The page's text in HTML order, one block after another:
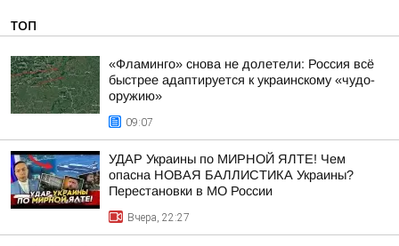
ТОП
«Фламинго» снова не долетели: Россия всё
быстрее адаптируется к украинскому «чудо-
оружию»
09:07
УДАР Украины по МИРНОЙ ЯЛТЕ! Чем
опасна НОВАЯ БАЛЛИСТИКА Украины?
Перестановки в МО России
Вчера, 22:27